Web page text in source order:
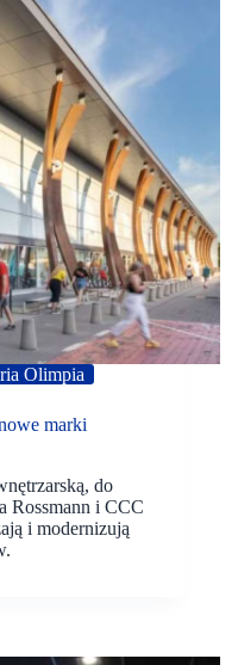
Olimpia
marki
do
Rossmann i CCC
i modernizują